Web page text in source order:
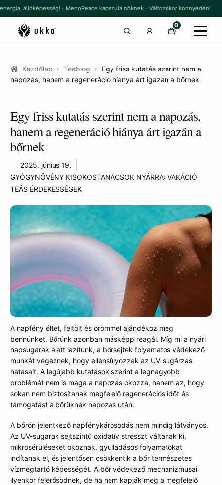
Ugrás
a
navigációhoz
Kilépés
a
tartalomba
állóképesség! - MenoPeace kapszula nőknek - Változókor könnyedén!
0
Kezdőlap Teablog
Egy friss kutatás szerint nem a
napozás, hanem a regeneráció hiánya árt igazán a bőrnek
Egy friss kutatás szerint nem a napozás,
hanem a regeneráció hiánya árt igazán a
bőrnek
2025. június 19.
GYÓGYNÖVÉNY KISOKOSTANÁCSOK NYÁRRA: VAKÁCIÓ
TEÁS ÉRDEKESSÉGEK
A napfény éltet, feltölt és örömmel ajándékoz meg
bennünket. Bőrünk azonban másképp reagál. Míg mi a nyári
napsugarak alatt lazítunk, a bőrsejtek folyamatos védekező
munkát végeznek, hogy ellensúlyozzák az UV-sugárzás
hatásait. A legújabb kutatások szerint a legnagyobb
problémát nem is maga a napozás okozza, hanem az, hogy
sokan nem biztosítanak megfelelő regenerációs időt és
támogatást a bőrüknek napozás után.
A bőrön jelentkező napfénykárosodás nem mindig látványos.
Az UV-sugarak sejtszintű oxidatív stresszt váltanak ki,
mikrosérüléseket okoznak, gyulladásos folyamatokat
indítanak el, és jelentősen csökkentik a bőr természetes
vízmegtartó képességét. A bőr védekező mechanizmusai
ilyenkor felerősödnek, de ha nem kapják meg a megfelelő